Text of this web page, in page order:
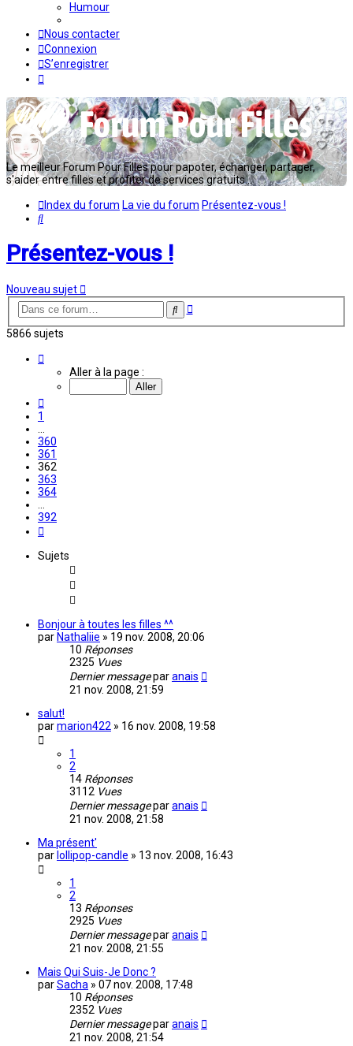
Humour
Nous contacter
Connexion
S’enregistrer
Le meilleur Forum Pour Filles pour papoter, échanger, partager,
s'aider entre filles et profiter de services gratuits...
Index du forum La vie du forum Présentez-vous !
Rechercher
Présentez-vous !
Nouveau sujet
Rechercher
Recherche
5866 sujets
362
Aller à la page :
1
360
361
362
363
364
392
Sujets
Bonjour à toutes les filles ^^
par Nathaliie » 19 nov. 2008, 20:06
10 Réponses
2325 Vues
Dernier messageparanais
21 nov. 2008, 21:59
salut!
parmarion422 » 16 nov. 2008, 19:58
1
2
14 Réponses
3112 Vues
Dernier messageparanais
21 nov. 2008, 21:58
Ma présent'
par lollipop-candle » 13 nov. 2008, 16:43
1
2
13 Réponses
2925 Vues
Dernier messageparanais
21 nov. 2008, 21:55
Mais Qui Suis-Je Donc ?
parSacha » 07 nov. 2008, 17:48
10 Réponses
2352 Vues
Dernier messageparanais
21 nov. 2008, 21:54